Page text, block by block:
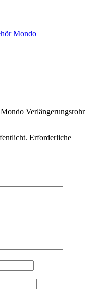
Mondo
Verlängerungsrohr
Erforderliche